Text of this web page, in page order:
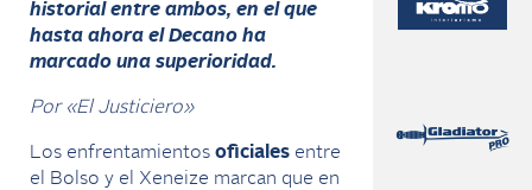
historial entre ambos, en el que
hasta ahora el Decano ha
marcado una superioridad.
Por «El Justiciero»
Los enfrentamientos oficiales entre
el Bolso y el Xeneize marcan que en